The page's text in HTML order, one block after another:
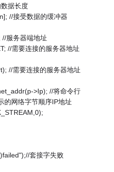
据长度
//接受数据的缓冲器
服务器端地址
//需要连接的服务器地址
//需要连接的服务器地址
>Ip); //将命令行
的网络字节顺序IP地址
套接字失败